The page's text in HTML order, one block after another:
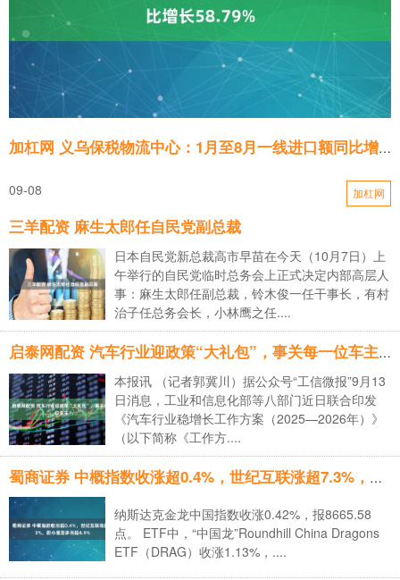
加杠网 义乌保税物流中心：1月至8月一线进口额同比增长58.79%
09-08 加杠网
三羊配资 麻生太郎任自民党副总裁
日本自民党新总裁高市早苗在今天（10月7日）上
午举行的自民党临时总务会上正式决定内部高层人
事：麻生太郎任副总裁，铃木俊一任干事长，有村
治子任总务会长，小林鹰之任....
启泰网配资 汽车行业迎政策“大礼包”，事关每一位车主！
本报讯 （记者郭冀川）据公众号“工信微报”9月13
日消息，工业和信息化部等八部门近日联合印发
《汽车行业稳增长工作方案（2025—2026年）》
（以下简称《工作方....
蜀商证券 中概指数收涨超0.4%，世纪互联涨超7.3%，蔚小理至多涨超4.9%
纳斯达克金龙中国指数收涨0.42%，报8665.58
点。 ETF中，“中国龙”Roundhill China Dragons
ETF（DRAG）收涨1.13%，....